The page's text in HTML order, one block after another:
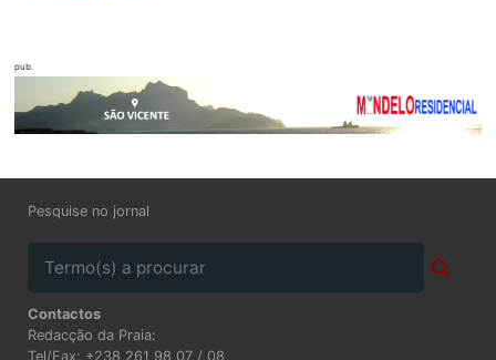
pub.
Pesquise no jornal
Contactos
Redacção da Praia:
Tel/Fax: +238 261 98 07 / 08